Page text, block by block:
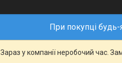
При покупці будь-
Зараз у компанії неробочий час.